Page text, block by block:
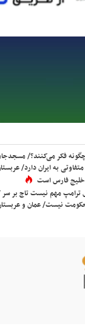
فکر می‌کنند؟/
به ایران دارد/
فارس است
ترامپ مهم نیست تاج بر سر
حکومت نیست/ عمان و